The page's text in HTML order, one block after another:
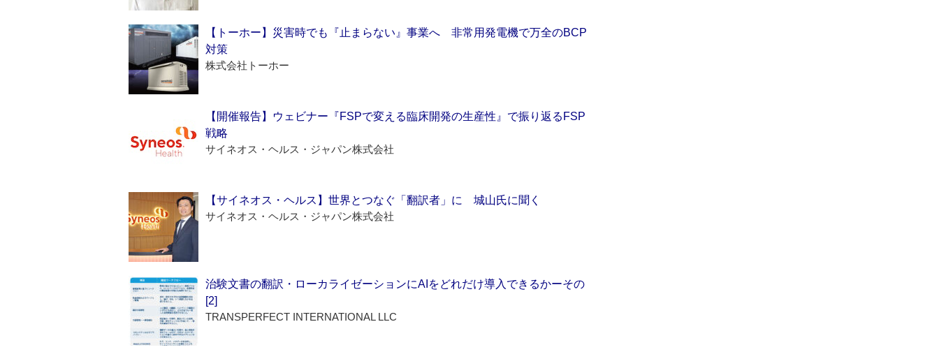
【トーホー】災害時でも『止まらない』事業へ 非常用発電機で万全のBCP
対策
株式会社トーホー
【開催報告】ウェビナー『FSPで変える臨床開発の生産性』で振り返るFSP
戦略
サイネオス・ヘルス・ジャパン株式会社
【サイネオス・ヘルス】世界とつなぐ「翻訳者」に 城山氏に聞く
サイネオス・ヘルス・ジャパン株式会社
治験文書の翻訳・ローカライゼーションにAIをどれだけ導入できるかーその
[2]
TRANSPERFECT INTERNATIONAL LLC